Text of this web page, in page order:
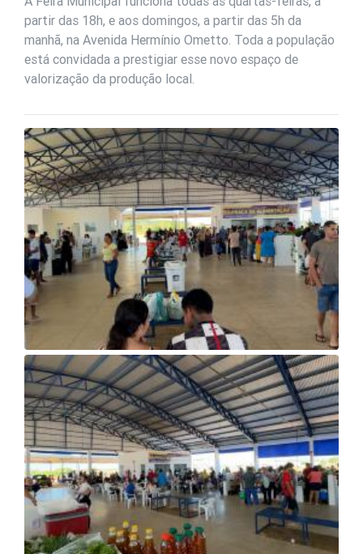
partir das 18h, e aos domingos, a partir das 5h da
manhã, na Avenida Hermínio Ometto. Toda a população
está convidada a prestigiar esse novo espaço de
valorização da produção local.